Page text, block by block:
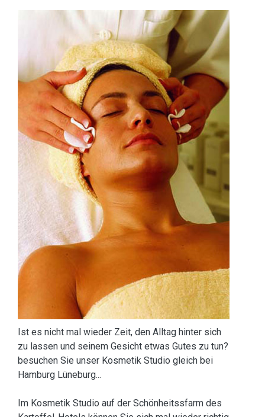
Ist es nicht mal wieder Zeit, den Alltag hinter sich
zu lassen und seinem Gesicht etwas Gutes zu tun?
besuchen Sie unser Kosmetik Studio gleich bei
Hamburg Lüneburg...
Im Kosmetik Studio auf der Schönheitssfarm des